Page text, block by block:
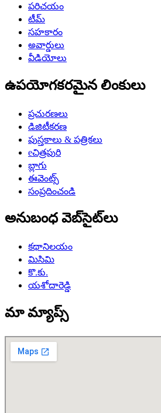
పరిచయం
టీమ్
సహకారం
అవార్డులు
వీడియోలు
ఉపయోగకరమైన లింకులు
ప్రచురణలు
డిజిటీకరణ
పుస్తకాలు & పత్రికలు
eచిత్రపురి
బ్లాగు
ఈవెంట్స్
సంప్రదించండి
అనుబంధ వెబ్‌సైట్‌లు
కథానిలయం
మిసిమి
కొ.కు.
యశోదారెడ్డి
మా మ్యాప్స్